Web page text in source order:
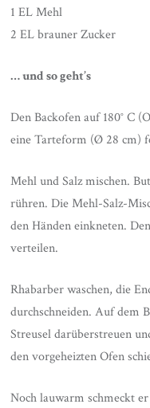
1 EL Mehl
2 EL brauner Zucker
… und so geht’s
Den Backofen auf 180° C
eine Tarteform (Ø 28 cm)
Mehl und Salz mischen.
rühren. Die Mehl-Salz-
den Händen einkneten.
verteilen.
Rhabarber waschen, die
durchschneiden. Auf dem
Streusel darüberstreuen
den vorgeheizten Ofen
Noch lauwarm schmeckt